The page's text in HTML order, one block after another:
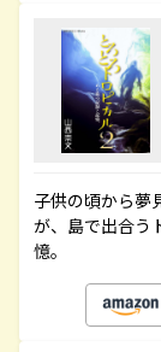
子供の頃から夢
が、島で出合う
憶。